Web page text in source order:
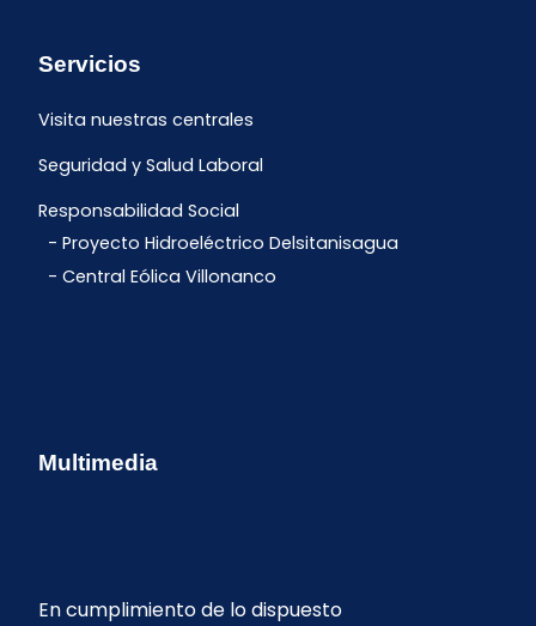
Servicios
Visita nuestras centrales
Seguridad y Salud Laboral
Responsabilidad Social
Proyecto Hidroeléctrico Delsitanisagua
Central Eólica Villonanco
Multimedia
En cumplimiento de lo dispuesto